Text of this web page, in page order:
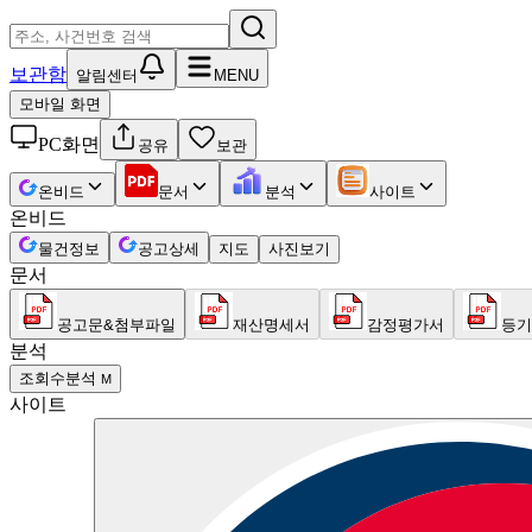
보관함 알림센터
MENU
모바일 화면
PC화면 공유 보관
온비드 문서 분석 사이트
온비드
물건정보 공고상세 지도 사진보기
문서
공고문&첨부파일 재산명세서 감정평가서 등
분석
조회수분석 M
사이트